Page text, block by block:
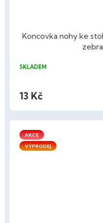
Koncovka nohy ke
SKLADEM
13 Kč
AKCE
VÝPRODEJ